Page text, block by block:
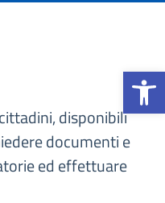
Apri la
disponibili
documenti e
ed effettuare